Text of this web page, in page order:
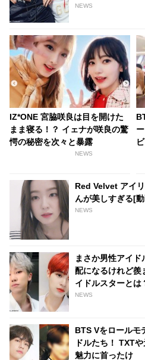
NEWS
IZ*ONE 宮脇咲良は目を開けた
まま寝る！？ イェナが咲良の驚
愕の秘密を次々と暴露
NEWS
Red Velvet アイ
んが美しすぎる[
NEWS
まさか男性アイ
配になるけれど
イドルスターとは
NEWS
BTS Vをロールモ
ドルたち！ TXT
魅力に首ったけ